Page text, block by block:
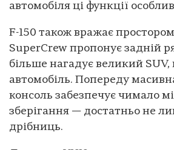
автомобіля ці функції
F-150 також вражає простором
SuperCrew пропонує задній
більше нагадує великий
автомобіль. Попереду
консоль забезпечує чимало
зберігання — достатньо не
дрібниць.